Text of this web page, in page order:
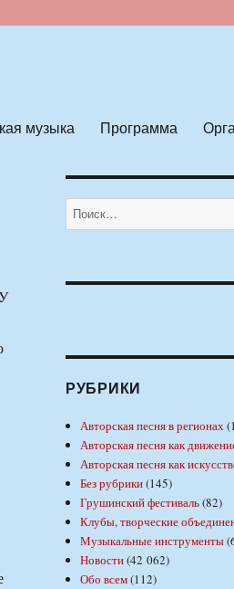
музыка Программа
Искать:
РУБРИКИ
Авторская песня в регионах
Авторская песня как
Авторская песня как
Без рубрики(145)
Грушинский фестиваль(82)
Клубы, творческие
Музыкальные инструменты
Новости(42 062)
Обо всем(112)